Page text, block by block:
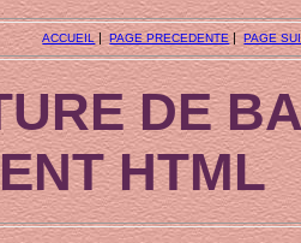
ACCUEIL|PAGE PRECEDENTE |PAGE
DE
HTML